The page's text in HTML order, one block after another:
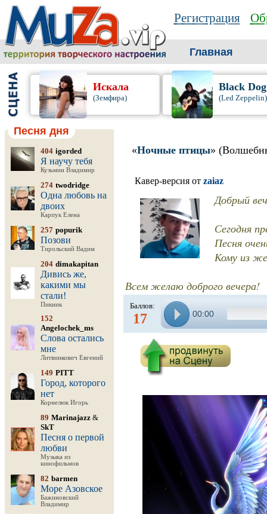
Регистрация
Главная
Искала
(Земфира)
Black Dog
(Led Zeppelin)
Песня дня
404 igorded
Я научу тебя
Кузьмин Владимир
274 twodridge
Одна любовь на
двоих
Карпук Елена
257 popurik
Позови
Тирольский Вадим
204 dimakapitan
Дивись же,
какими мы
стали!
Пикник
152
Angelochek_ms
Слова остались
мне
Литвинкович Евгений
149 PITT
Город, которого
нет
Корнелюк Игорь
89 Marinajazz &
SkT
Песня о первой
любви
Музыка из
кинофильмов
82 barmen
Море Азовское
Бажиновский
Владимир
«Ночные птицы»
Кавер-версия от zaiaz
Добрый
Сегодня
Песня
Кому из
Всем желаю доброго вечера!
Баллов:
17 00:00